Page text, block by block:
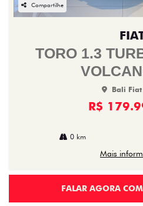
Compartilhe
TORO 1.3
Bali Fiat
R$
0 km
Mais
FALAR AGORA